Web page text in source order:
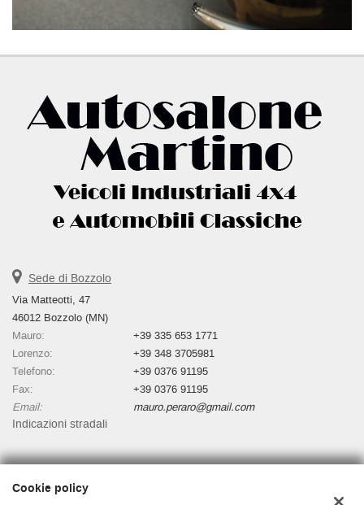
Sede di Bozzolo
Via Matteotti, 47
46012 Bozzolo (MN)
Mauro:
+39 335 653 1771
Lorenzo:
+39 348 3705981
Telefono:
+39 0376 91195
Fax:
+39 0376 91195
Email:
mauro.peraro@gmail.com
Indicazioni stradali
Dati fiscali:
Cookie policy